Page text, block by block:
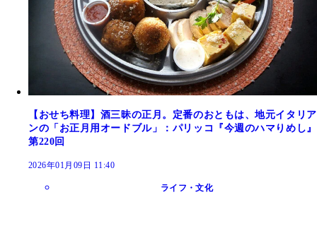
【おせち料理】酒三昧の正月。定番のおともは、地元イタリア
ンの「お正月用オードブル」：パリッコ『今週のハマりめし』
第220回
2026年01月09日 11:40
ライフ・文化